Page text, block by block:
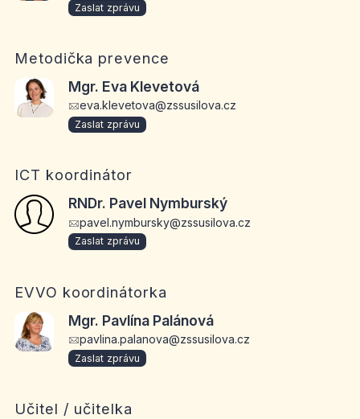
Zaslat zprávu
Metodička prevence
Mgr. Eva Klevetová
eva.klevetova@zssusilova.cz
Zaslat zprávu
ICT koordinátor
RNDr. Pavel Nymburský
pavel.nymbursky@zssusilova.cz
Zaslat zprávu
EVVO koordinátorka
Mgr. Pavlína Palánová
pavlina.palanova@zssusilova.cz
Zaslat zprávu
Učitel / učitelka